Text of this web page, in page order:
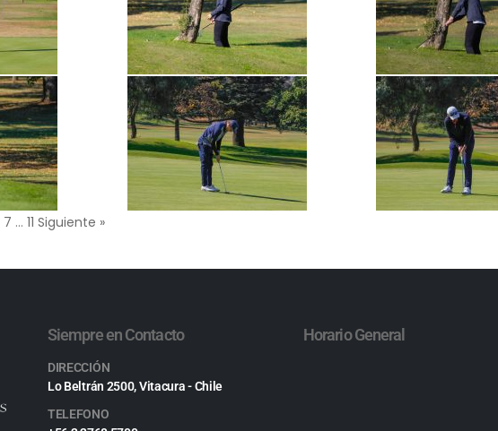
7 … 11 Siguiente »
Siempre en Contacto
DIRECCIÓN
Lo Beltrán 2500, Vitacura - Chile
TELEFONO
Horario General